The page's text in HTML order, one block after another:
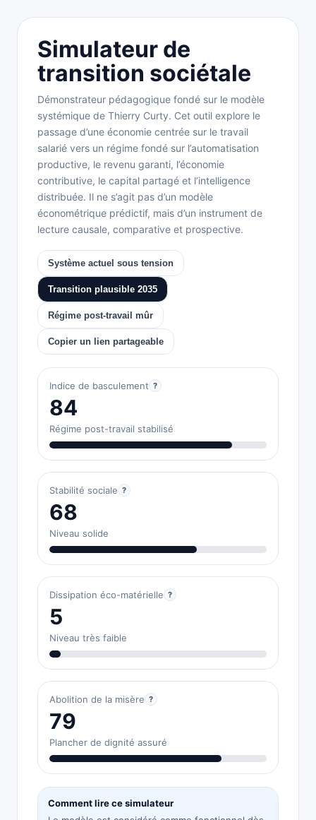
Simulateur de
transition sociétale
Démonstrateur pédagogique fondé sur le modèle
systémique de Thierry Curty. Cet outil explore le
passage d’une économie centrée sur le travail
salarié vers un régime fondé sur l’automatisation
productive, le revenu garanti, l’économie
contributive, le capital partagé et l’intelligence
distribuée. Il ne s’agit pas d’un modèle
économétrique prédictif, mais d’un instrument de
lecture causale, comparative et prospective.
Système actuel sous tension
Transition plausible 2035
Régime post-travail mûr
Copier un lien partageable
Indice de basculement ?
84
Régime post-travail stabilisé
Stabilité sociale ?
68
Niveau solide
Dissipation éco-matérielle ?
5
Niveau très faible
Abolition de la misère ?
79
Plancher de dignité assuré
Comment lire ce simulateur